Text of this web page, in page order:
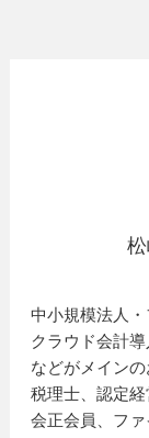
中小規模法人・
クラウド会計
などがメインの
税理士、認定
会正会員、ファ